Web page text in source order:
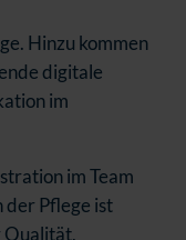
Hinzu kommen
digitale
im
im Team
der Pflege ist
Qualität,